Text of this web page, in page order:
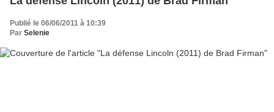
Publié le 06/06/2011 à 10:39
Par Selenie